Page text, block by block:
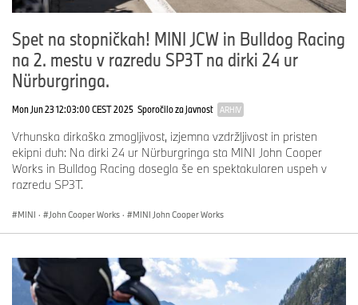
Spet na stopničkah! MINI JCW in Bulldog Racing
na 2. mestu v razredu SP3T na dirki 24 ur
Nürburgringa.
Mon Jun 23 12:03:00 CEST 2025 Sporočilo za javnost ARHIV
Vrhunska dirkaška zmogljivost, izjemna vzdržljivost in pristen
ekipni duh: Na dirki 24 ur Nürburgringa sta MINI John Cooper
Works in Bulldog Racing dosegla še en spektakularen uspeh v
razredu SP3T.
MINI · John Cooper Works · MINI John Cooper Works